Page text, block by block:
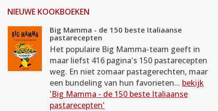
NIEUWE KOOKBOEKEN
Big Mamma - de 150 beste Italiaanse
pastarecepten
Het populaire Big Mamma-team geeft in
maar liefst 416 pagina's 150 pastarecepten
weg. En niet zomaar pastagerechten, maar
een bundeling van hun favorieten... bekijk
'Big Mamma - de 150 beste Italiaanse
pastarecepten'